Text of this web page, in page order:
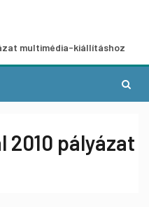
kiállításhoz
2010 pályázat